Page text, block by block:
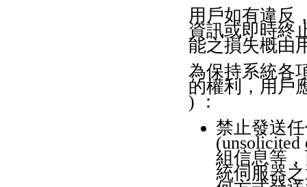
用戶如有違反
資訊或即時終
能之損失概由
為保持系統各
的權利，用戶
) ：
禁止發送
組信息等
統伺服器